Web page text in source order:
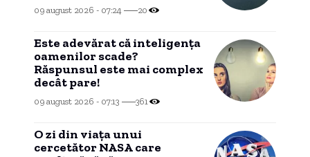
09 august 2026 - 07:24 20
Este adevărat că inteligența
oamenilor scade?
Răspunsul este mai complex
decât pare!
09 august 2026 - 07:13 361
O zi din viața unui
cercetător NASA care